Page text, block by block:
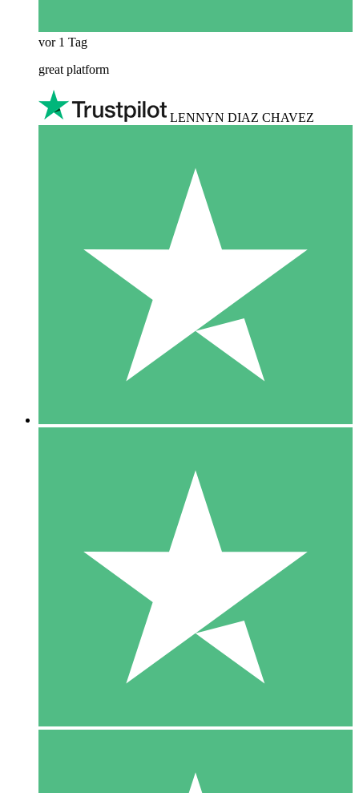
vor 1 Tag
great platform
LENNYN DIAZ CHAVEZ